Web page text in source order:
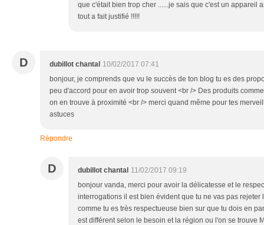
que c'était bien trop cher ......je sais que c'est un appareil
tout a fait justifié !!!!!
D dubillot chantal 10/02/2017 07:41
bonjour, je comprends que vu le succès de ton blog tu es des
peu d'accord pour en avoir trop souvent <br /> Des produits
on en trouve à proximité <br /> merci quand même pour tes
astuces
Répondre
D dubillot chantal 11/02/2017 09:19
bonjour vanda, merci pour avoir la délicatesse et le
interrogations il est bien évident que tu ne vas pas rejeter
comme tu es très respectueuse bien sur que tu dois en
est différent selon le besoin et la région ou l'on se trouve